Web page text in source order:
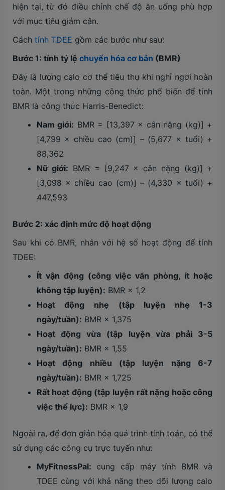
hiện tại, từ đó điều chỉnh chế độ ăn uống phù hợp
với mục tiêu giảm cân.
Cách tính TDEE gồm các bước như sau:
Bước 1: tính tỷ lệ chuyển hóa cơ bản (BMR)
Đây là lượng calo cơ thể tiêu thụ khi nghỉ ngơi hoàn
toàn. Một trong những công thức phổ biến để tính
BMR là công thức Harris-Benedict:
Nam giới: BMR = [13,397 × cân nặng (kg)] +
[4,799 × chiều cao (cm)] – (5,677 × tuổi) +
88,362
Nữ giới: BMR = [9,247 × cân nặng (kg)] +
[3,098 × chiều cao (cm)] – (4,330 × tuổi) +
447,593
Bước 2: xác định mức độ hoạt động
Sau khi có BMR, nhân với hệ số hoạt động để tính
TDEE:
Ít vận động (công việc văn phòng, ít hoặc
không tập luyện): BMR × 1,2
Hoạt động nhẹ (tập luyện nhẹ 1-3
ngày/tuần): BMR × 1,375
Hoạt động vừa (tập luyện vừa phải 3-5
ngày/tuần): BMR × 1,55
Hoạt động nhiều (tập luyện nặng 6-7
ngày/tuần): BMR × 1,725
Rất hoạt động (tập luyện rất nặng hoặc công
việc thể lực): BMR × 1,9
Ngoài ra, để đơn giản hóa quá trình tính toán, có thể
sử dụng các công cụ trực tuyến như:
MyFitnessPal: cung cấp máy tính BMR và
TDEE cùng với khả năng theo dõi lượng calo